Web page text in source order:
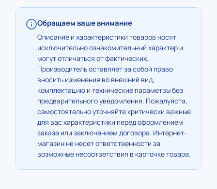
Обращаем ваше внимание
Описание и характеристики товаров носят
исключительно ознакомительный характер и
могут отличаться от фактических.
Производитель оставляет за собой право
вносить изменения во внешний вид,
комплектацию и технические параметры без
предварительного уведомления. Пожалуйста,
самостоятельно уточняйте критически важные
для вас характеристики перед оформлением
заказа или заключением договора. Интернет-
магазин не несет ответственности за
возможные несоответствия в карточке товара.